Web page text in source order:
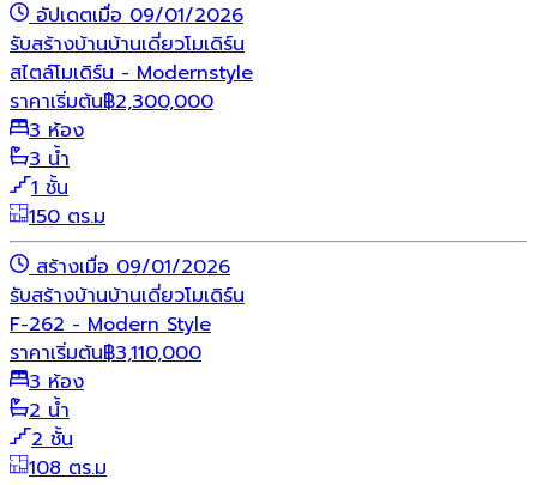
อัปเดตเมื่อ 09/01/2026
รับสร้างบ้านบ้านเดี่ยวโมเดิร์น
สไตล์โมเดิร์น - Modernstyle
ราคาเริ่มต้น฿2,300,000
3 ห้อง
3 น้ำ
1 ชั้น
150 ตร.ม
สร้างเมื่อ 09/01/2026
รับสร้างบ้านบ้านเดี่ยวโมเดิร์น
F-262 - Modern Style
ราคาเริ่มต้น฿3,110,000
3 ห้อง
2 น้ำ
2 ชั้น
108 ตร.ม